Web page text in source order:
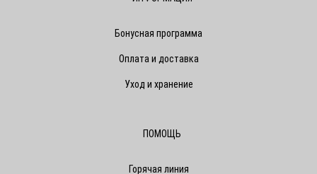
Бонусная программа
Оплата и доставка
Уход и хранение
ПОМОЩЬ
Горячая линия